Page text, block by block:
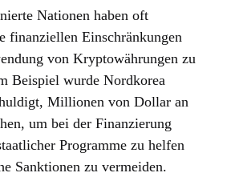
Nationen haben oft
finanziellen Einschränkungen
von Kryptowährungen zu
Beispiel wurde Nordkorea
Millionen von Dollar an
um bei der Finanzierung
Programme zu helfen
Sanktionen zu vermeiden.